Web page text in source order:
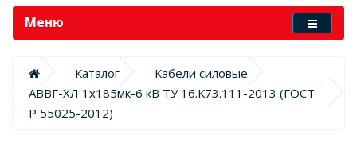
Меню
Каталог
Кабели силовые
АВВГ-ХЛ 1х185мк-6 кВ ТУ 16.К73.111-2013 (ГОСТ
Р 55025-2012)